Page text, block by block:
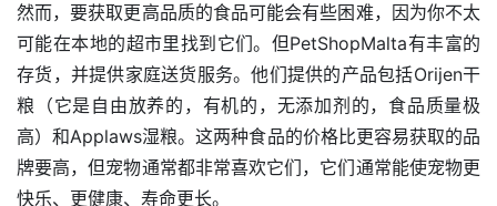
然而，要获取更高品质的食品可能会有些困难，因为你不太
可能在本地的超市里找到它们。但PetShopMalta有丰富的
存货，并提供家庭送货服务。他们提供的产品包括Orijen干
粮（它是自由放养的，有机的，无添加剂的，食品质量极
高）和Applaws湿粮。这两种食品的价格比更容易获取的品
牌要高，但宠物通常都非常喜欢它们，它们通常能使宠物更
快乐、更健康、寿命更长。